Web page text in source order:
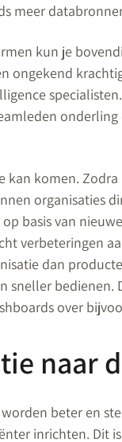
meer
kun je
ongekend
komen.
organisaties
basis van
verbeteringen
dan
bedienen.
over
naar
beter en
inrichten. Dit